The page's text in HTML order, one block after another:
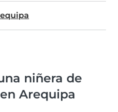
niñera de
Arequipa